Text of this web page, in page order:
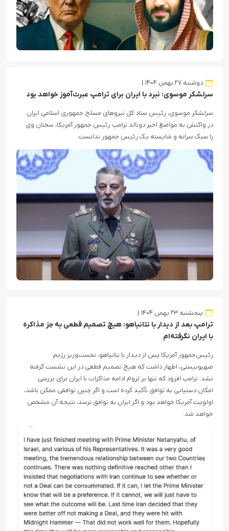
دوشنبه ۲۷ بهمن ۱۴۰۴
سرلشکر موسوی: نبرد با ایران برای ترامپ عبرت‌آموز خواهد بود
سرلشکر موسوی، رئیس ستاد کل نیروهای مسلح جمهوری اسلامی ایران
در واکنش به مواضع اخیر دونالد ترامپ رئیس جمهور آمریکا، سخنان وی
را سبک‌ سرانه و شایسته یک رئیس جمهور ندانست.
پنجشنبه ۲۳ بهمن ۱۴۰۴
ترامپ بعد از دیدار با نتانیاهو: هیچ تصمیم قطعی به جز مذاکره
با ایران نگرفته‌ام
رئیس‌جمهور آمریکا پس از دیدار با نتانیاهو، نخست‌وزیر رژیم
صهیونیستی، اظهار داشت که هیچ تصمیم قطعی در این نشست گرفته
نشد. ترامپ افزود که تنها بر لزوم ادامه مذاکرات با ایران برای بررسی
امکان دستیابی به توافق تأکید کرده است و اگر چنین توافقی ممکن باشد،
اولویت آمریکا خواهد بود و اگر ایران به توافق نرسد، نتیجه آن مشخص
خواهد شد.